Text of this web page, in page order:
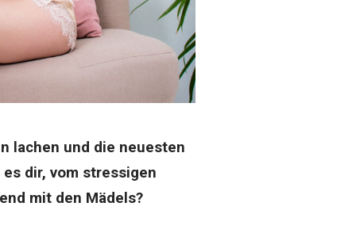
lachen und die neuesten
dir, vom stressigen
mit den Mädels?